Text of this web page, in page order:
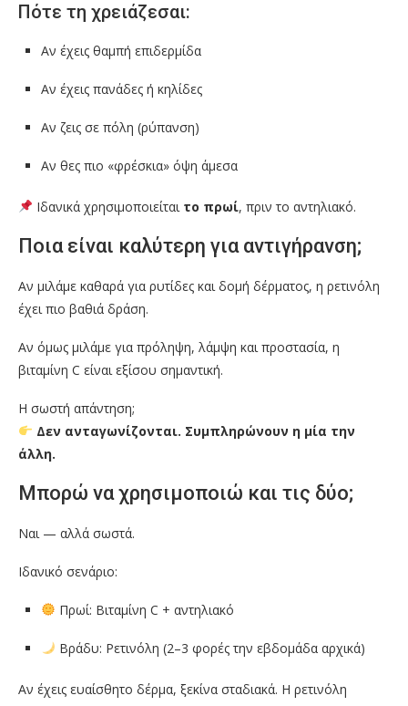
Πότε τη χρειάζεσαι:
Αν έχεις θαμπή επιδερμίδα
Αν έχεις πανάδες ή κηλίδες
Αν ζεις σε πόλη (ρύπανση)
Αν θες πιο «φρέσκια» όψη άμεσα
Ιδανικά χρησιμοποιείται το πρωί, πριν το αντηλιακό.
Ποια είναι καλύτερη για αντιγήρανση;
Αν μιλάμε καθαρά για ρυτίδες και δομή δέρματος, η ρετινόλη
έχει πιο βαθιά δράση.
Αν όμως μιλάμε για πρόληψη, λάμψη και προστασία, η
βιταμίνη C είναι εξίσου σημαντική.
Η σωστή απάντηση;
Δεν ανταγωνίζονται. Συμπληρώνουν η μία την
άλλη.
Μπορώ να χρησιμοποιώ και τις δύο;
Ναι — αλλά σωστά.
Ιδανικό σενάριο:
Πρωί: Βιταμίνη C + αντηλιακό
Βράδυ: Ρετινόλη (2–3 φορές την εβδομάδα αρχικά)
Αν έχεις ευαίσθητο δέρμα, ξεκίνα σταδιακά. Η ρετινόλη